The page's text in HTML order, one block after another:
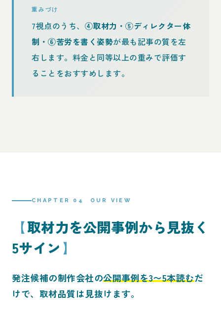
重みづけ
7視点のうち、 ④取材力・⑤ディレクター体
制・⑥苦労を書く姿勢が最も記事の質を左
右します。料金と同等以上の重みで評価す
ることをおすすめします。
CHAPTER 04 OUR VIEW
取材力を公開事例から見抜く
5サイン
発注候補の制作会社の公開事例を3〜5本読むだ
けで、取材品質は見抜けます。